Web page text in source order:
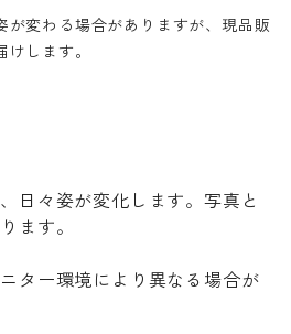
が変わる場合がありますが、現品販
します。
日々姿が変化します。写真と
ます。
ター環境により異なる場合が